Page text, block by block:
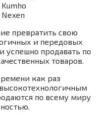
превратить свою
и передовых
успешно продавать по
товаров.
как раз
по всему миру